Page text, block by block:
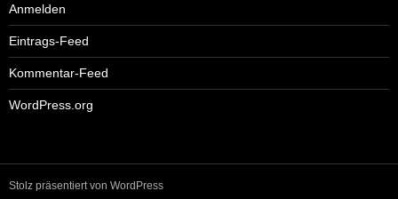
Anmelden
Eintrags-Feed
Kommentar-Feed
WordPress.org
Stolz präsentiert von WordPress